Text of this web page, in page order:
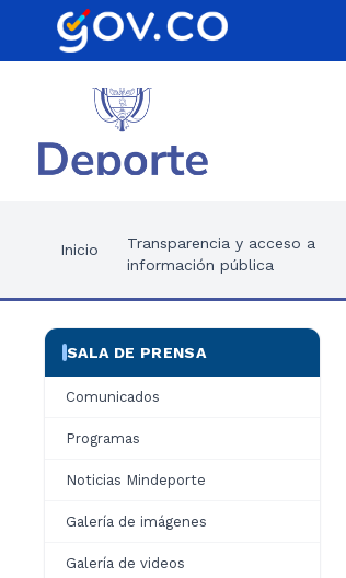
Inicio
Transparencia y acceso a
información pública
SALA DE PRENSA
Comunicados
Programas
Noticias Mindeporte
Galería de imágenes
Galería de videos